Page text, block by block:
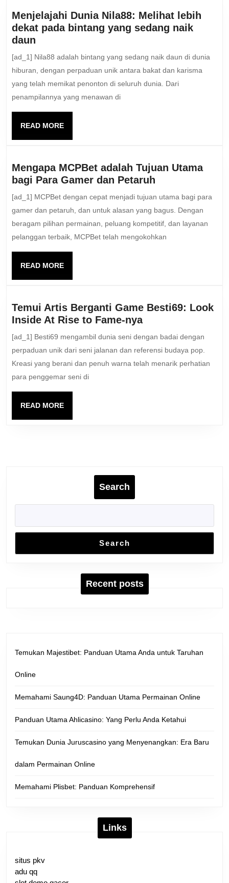
Menjelajahi Dunia Nila88: Melihat lebih
dekat pada bintang yang sedang naik
daun
Dunia
Melihat
lebih
dekat
pada
bintang
yang
daun
[ad_1] Nila88 adalah bintang yang sedang naik daun di dunia
hiburan, dengan perpaduan unik antara bakat dan karisma
yang telah memikat penonton di seluruh dunia. Dari
penampilannya yang menawan di
READ MOREREAD
Mengapa MCPBet adalah Tujuan Utama
bagi Para Gamer dan Petaruh
MCPBet
Tujuan
Utama
bagi
[ad_1] MCPBet dengan cepat menjadi tujuan utama bagi para
gamer dan petaruh, dan untuk alasan yang bagus. Dengan
beragam pilihan permainan, peluang kompetitif, dan layanan
pelanggan terbaik, MCPBet telah mengokohkan
READ MOREREAD
Temui Artis Berganti Game Besti69: Look
Inside At Rise to Fame-nya
Artis
Berganti
Game
Besti69:
[ad_1] Besti69 mengambil dunia seni dengan badai dengan
perpaduan unik dari seni jalanan dan referensi budaya pop.
Kreasi yang berani dan penuh warna telah menarik perhatian
para penggemar seni di
READ MOREREAD
Search
Search
Recent posts
Temukan Majestibet: Panduan Utama Anda untuk Taruhan
Online
Memahami Saung4D: Panduan Utama Permainan Online
Panduan Utama Ahlicasino: Yang Perlu Anda Ketahui
Temukan Dunia Juruscasino yang Menyenangkan: Era Baru
dalam Permainan Online
Memahami Plisbet: Panduan Komprehensif
Links
situs pkv
adu qq